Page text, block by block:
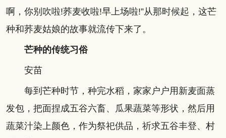
啊，你别吹啦!荞麦收啦!早上场啦!”从那时候起，这芒
种和荞麦姑娘的故事就流传下来了。
芒种的传统习俗
安苗
每到芒种时节，种完水稻，家家户户用新麦面蒸
发包，把面捏成五谷六畜、瓜果蔬菜等形状，然后用
蔬菜汁染上颜色，作为祭祀供品，祈求五谷丰登、村